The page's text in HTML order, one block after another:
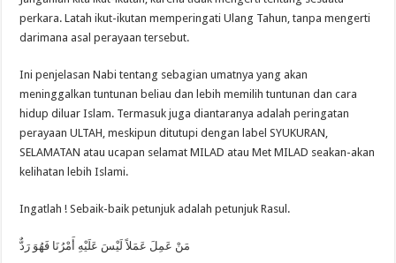
perkara. Latah ikut-ikutan memperingati Ulang Tahun, tanpa mengerti
darimana asal perayaan tersebut.
Ini penjelasan Nabi tentang sebagian umatnya yang akan
meninggalkan tuntunan beliau dan lebih memilih tuntunan dan cara
hidup diluar Islam. Termasuk juga diantaranya adalah peringatan
perayaan ULTAH, meskipun ditutupi dengan label SYUKURAN,
SELAMATAN atau ucapan selamat MILAD atau Met MILAD seakan-akan
kelihatan lebih Islami.
Ingatlah ! Sebaik-baik petunjuk adalah petunjuk Rasul.
مَنْ عَمِلَ عَمَلاً لَيْسَ عَلَيْهِ أَمْرُنَا فَهُوَ رَدٌّ